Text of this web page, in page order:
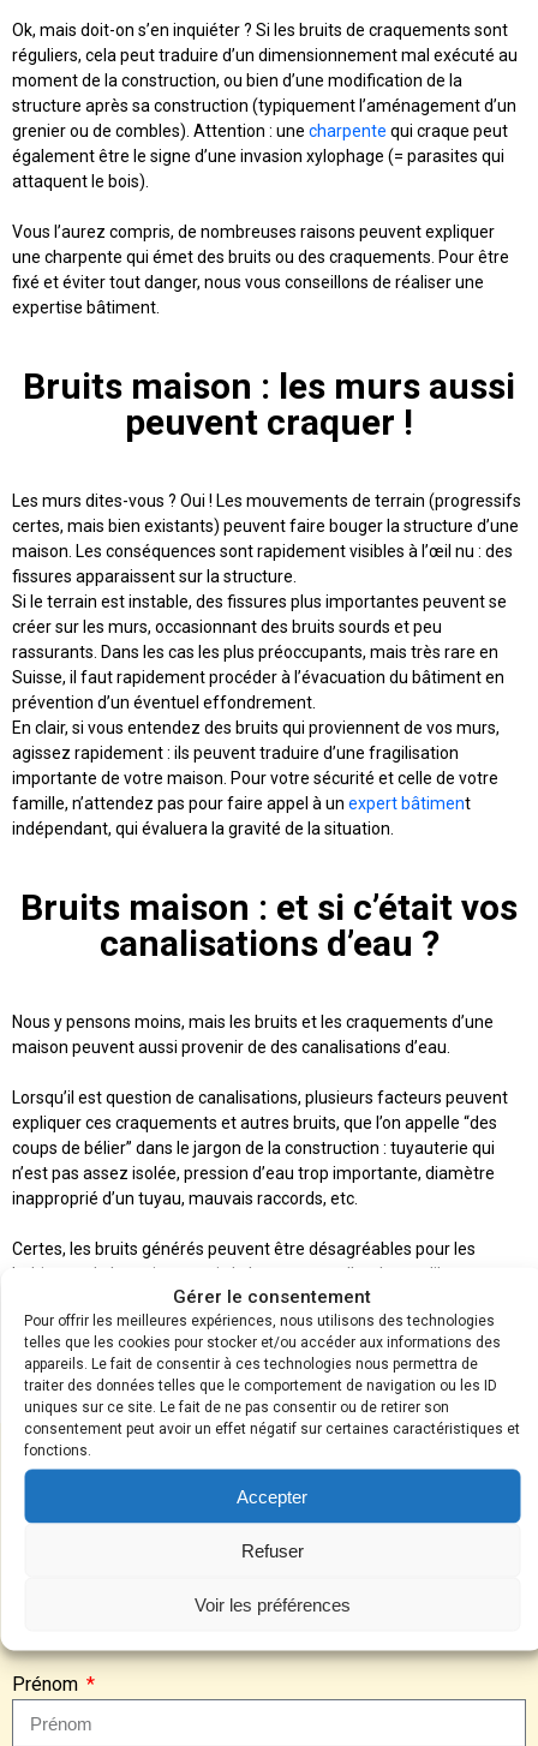
Gérer le consentement
Pour offrir les meilleures expériences, nous utilisons des technologies
telles que les cookies pour stocker et/ou accéder aux informations des
appareils. Le fait de consentir à ces technologies nous permettra de
traiter des données telles que le comportement de navigation ou les ID
uniques sur ce site. Le fait de ne pas consentir ou de retirer son
consentement peut avoir un effet négatif sur certaines caractéristiques et
fonctions.
Accepter
Refuser
Voir les préférences
Ok, mais doit-on s’en inquiéter ? Si les bruits de craquements sont
réguliers, cela peut traduire d’un dimensionnement mal exécuté au
moment de la construction, ou bien d’une modification de la
structure après sa construction (typiquement l’aménagement d’un
grenier ou de combles). Attention : une charpente qui craque peut
également être le signe d’une invasion xylophage (= parasites qui
attaquent le bois).
Vous l’aurez compris, de nombreuses raisons peuvent expliquer
une charpente qui émet des bruits ou des craquements. Pour être
fixé et éviter tout danger, nous vous conseillons de réaliser une
expertise bâtiment.
Bruits maison : les murs aussi
peuvent craquer !
Les murs dites-vous ? Oui ! Les mouvements de terrain (progressifs
certes, mais bien existants) peuvent faire bouger la structure d’une
maison. Les conséquences sont rapidement visibles à l’œil nu : des
fissures apparaissent sur la structure.
Si le terrain est instable, des fissures plus importantes peuvent se
créer sur les murs, occasionnant des bruits sourds et peu
rassurants. Dans les cas les plus préoccupants, mais très rare en
Suisse, il faut rapidement procéder à l’évacuation du bâtiment en
prévention d’un éventuel effondrement.
En clair, si vous entendez des bruits qui proviennent de vos murs,
agissez rapidement : ils peuvent traduire d’une fragilisation
importante de votre maison. Pour votre sécurité et celle de votre
famille, n’attendez pas pour faire appel à un expert bâtiment
indépendant, qui évaluera la gravité de la situation.
Bruits maison : et si c’était vos
canalisations d’eau ?
Nous y pensons moins, mais les bruits et les craquements d’une
maison peuvent aussi provenir de des canalisations d’eau.
Lorsqu’il est question de canalisations, plusieurs facteurs peuvent
expliquer ces craquements et autres bruits, que l’on appelle “des
coups de bélier” dans le jargon de la construction : tuyauterie qui
n’est pas assez isolée, pression d’eau trop importante, diamètre
inapproprié d’un tuyau, mauvais raccords, etc.
Certes, les bruits générés peuvent être désagréables pour les
habitants de la maison, mais la bonne nouvelle, c’est qu’ils sont sans
risques pour vos canalisations et la structure de votre maison (donc
pour vous !).
Envoyez-moi un devis
Demandez un devis
Remplissez le formulaire ci-dessous afin que nos experts
Prénom